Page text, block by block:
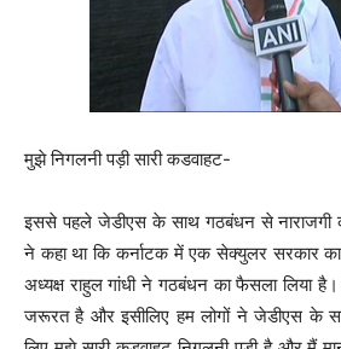
मुझे निगलनी पड़ी सारी कडवाहट-
इससे पहले जेडीएस के साथ गठबंधन से नाराजगी
ने कहा था कि कर्नाटक में एक सेक्युलर सरकार
अध्यक्ष राहुल गांधी ने गठबंधन का फैसला लिया
जरूरत है और इसीलिए हम लोगों ने जेडीएस के